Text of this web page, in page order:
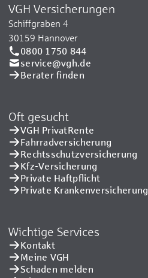
VGH Versicherungen
Schiffgraben 4
30159 Hannover
0800 1750 844
service@vgh.de
Berater finden
Oft gesucht
VGH PrivatRente
Fahrradversicherung
Rechtsschutzversicherung
Kfz-Versicherung
Private Haftpflicht
Private Kranken­versicherung
Wichtige Services
Kontakt
Meine VGH
Schaden melden